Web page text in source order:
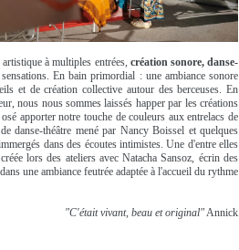
à multiples entrées, création sonore, danse-
En bain primordial : une ambiance sonore
et de création collective autour des berceuses. En
nous nous sommes laissés happer par les créations
apporter notre touche de couleurs aux entrelacs de
danse-théâtre mené par Nancy Boissel et quelques
dans des écoutes intimistes. Une d'entre elles
lors des ateliers avec Natacha Sansoz, écrin des
une ambiance feutrée adaptée à l'accueil du rythme
"C'était vivant, beau et original"Annick